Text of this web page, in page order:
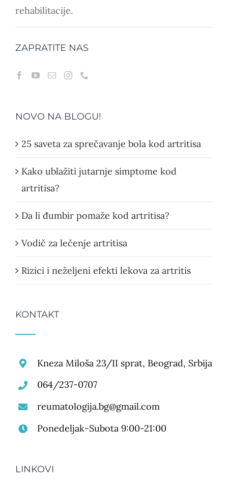
rehabilitacije.
ZAPRATITE NAS
NOVO NA BLOGU!
25 saveta za sprečavanje bola kod artritisa
Kako ublažiti jutarnje simptome kod
artritisa?
Da li đumbir pomaže kod artritisa?
Vodič za lečenje artritisa
Rizici i neželjeni efekti lekova za artritis
KONTAKT
Kneza Miloša 23/II sprat, Beograd, Srbija
064/237-0707
reumatologija.bg@gmail.com
Ponedeljak-Subota 9:00-21:00
LINKOVI